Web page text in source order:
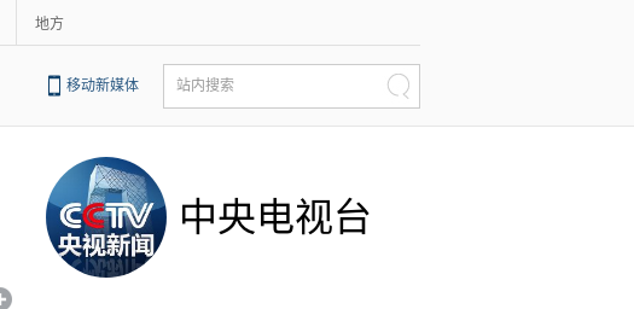
地方
移动新媒体 站内搜索
中央电视台